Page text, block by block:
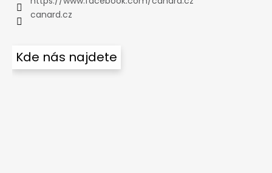
canard.cz
Kde nás najdete